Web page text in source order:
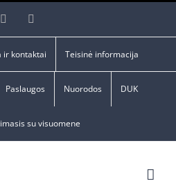
Facebook
ir kontaktai Teisinė informacija
Paslaugos Nuorodos DUK
su visuomene